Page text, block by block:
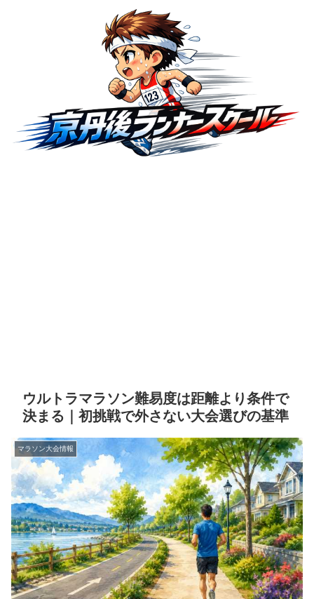
ウルトラマラソン難易度は距離より条件で
決まる｜初挑戦で外さない大会選びの基準
マラソン大会情報